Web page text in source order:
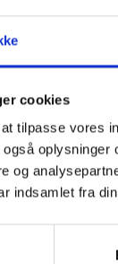
cookies
tilpasse vores
oplysninger
og
indsamlet fra